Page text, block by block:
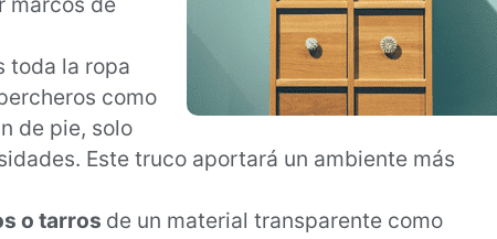
toda la ropa
como
de pie, solo
Este truco aportará un ambiente más
o tarros de un material transparente como